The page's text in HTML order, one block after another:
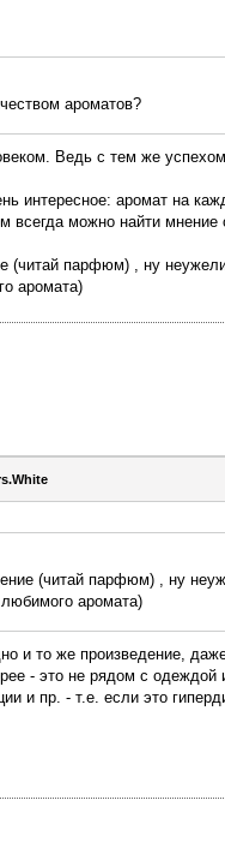
ароматов?
Ведь с тем же
интересное: аромат на
всегда можно найти
(читай парфюм) , ну
аромата)
(читай парфюм) , ну
аромата)
и то же произведение,
- это не рядом с одеждой
и пр. - т.е. если это